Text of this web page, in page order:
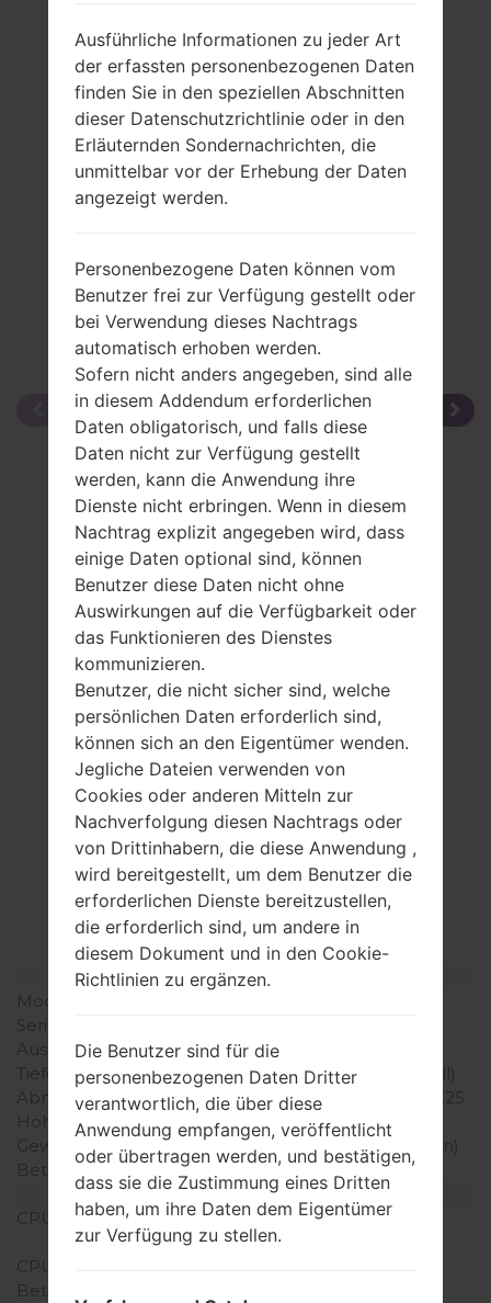
akaLG Spirit Y70
Vergleiche
Spezifikation
LGH420F(LGH420F)
akaLG Spirit Y70
Modell und seine Eigenschaften
Modell
Serie
Ausgabe
März, 2015
Tiefe
9.95 millimeter (0.39 Zoll)
Abmessungen (Breite /
Höhe)
133.3 x 66.1 millimeter (5.25
x 2.60 Zoll)
Gewicht
124.4 gramm (4.37 unzen)
Betriebssystem
Android 5.0.x Lollipop
Ausrüstung
CPU
1.3 GHz Cortex-A7
Mediatek MT6582
CPU-Kerne
Betriebsgedächtnis
Ausführliche Informationen zu jeder Art
der erfassten personenbezogenen Daten
finden Sie in den speziellen Abschnitten
dieser Datenschutzrichtlinie oder in den
Erläuternden Sondernachrichten, die
unmittelbar vor der Erhebung der Daten
angezeigt werden.
Personenbezogene Daten können vom
Benutzer frei zur Verfügung gestellt oder
bei Verwendung dieses Nachtrags
automatisch erhoben werden.
Sofern nicht anders angegeben, sind alle
in diesem Addendum erforderlichen
Daten obligatorisch, und falls diese
Daten nicht zur Verfügung gestellt
werden, kann die Anwendung ihre
Dienste nicht erbringen. Wenn in diesem
Nachtrag explizit angegeben wird, dass
einige Daten optional sind, können
Benutzer diese Daten nicht ohne
Auswirkungen auf die Verfügbarkeit oder
das Funktionieren des Dienstes
kommunizieren.
Benutzer, die nicht sicher sind, welche
persönlichen Daten erforderlich sind,
können sich an den Eigentümer wenden.
Jegliche Dateien verwenden von
Cookies oder anderen Mitteln zur
Nachverfolgung diesen Nachtrags oder
von Drittinhabern, die diese Anwendung ,
wird bereitgestellt, um dem Benutzer die
erforderlichen Dienste bereitzustellen,
die erforderlich sind, um andere in
diesem Dokument und in den Cookie-
Richtlinien zu ergänzen.
Die Benutzer sind für die
personenbezogenen Daten Dritter
verantwortlich, die über diese
Anwendung empfangen, veröffentlicht
oder übertragen werden, und bestätigen,
dass sie die Zustimmung eines Dritten
haben, um ihre Daten dem Eigentümer
zur Verfügung zu stellen.